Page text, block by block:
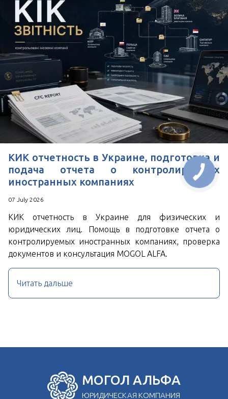
КИК отчетность в Украине, подготовка и
подача отчета о контролируемых
иностранных компаниях
07 July 2026
КИК отчетность в Украине для физических и
юридических лиц. Помощь в подготовке отчета о
контролируемых иностранных компаниях, проверка
документов и консультация MOGOL ALFA.
Читать дальше
МОГОЛ АЛЬФА
ЮРИДИЧЕСКАЯ КОМПАНИЯ